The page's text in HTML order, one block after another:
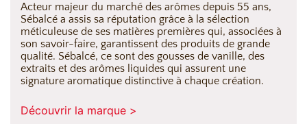
Acteur majeur du marché des arômes depuis 55 ans,
Sébalcé a assis sa réputation grâce à la sélection
méticuleuse de ses matières premières qui, associées à
son savoir-faire, garantissent des produits de grande
qualité. Sébalcé, ce sont des gousses de vanille, des
extraits et des arômes liquides qui assurent une
signature aromatique distinctive à chaque création.
Découvrir la marque >